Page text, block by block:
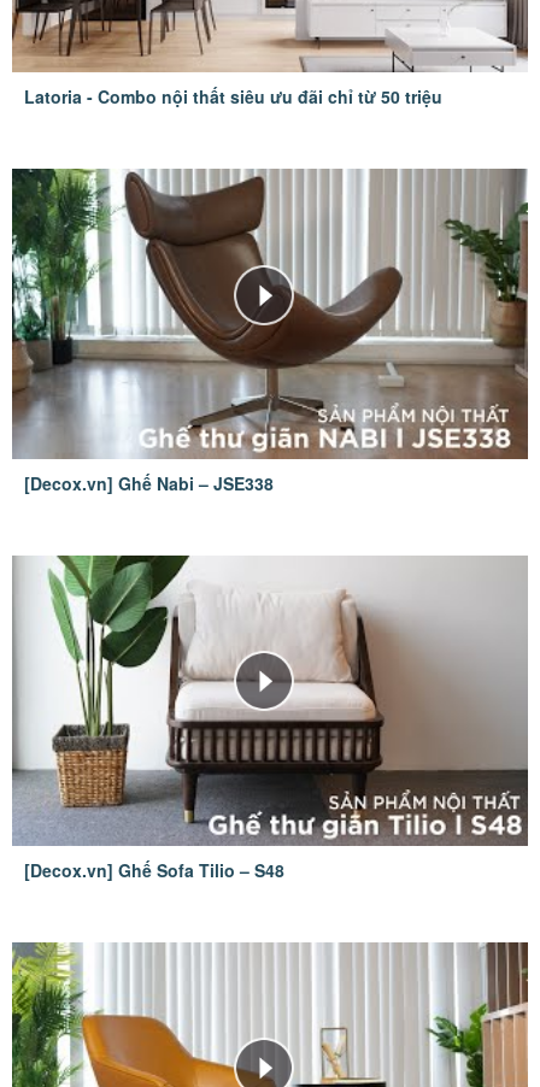
Latoria - Combo nội thất siêu ưu đãi chỉ từ 50 triệu
[Decox.vn] Ghế Nabi – JSE338
[Decox.vn] Ghế Sofa Tilio – S48